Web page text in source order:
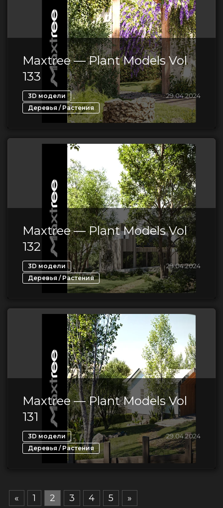
Maxtree — Plant Models Vol
133
3D модели ,
Деревья / Растения
29.04.2024
Maxtree — Plant Models Vol
132
3D модели ,
Деревья / Растения
29.04.2024
Maxtree — Plant Models Vol
131
3D модели ,
Деревья / Растения
29.04.2024
« 1 2 3 4 5 »